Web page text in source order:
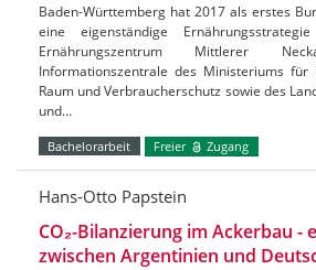
Baden-Württemberg hat 2017 als erstes
eine eigenständige
Ernährungszentrum Mittlerer
Informationszentrale des Ministeriums für
Raum und Verbraucherschutz sowie des
und…
Bachelorarbeit Freier Zugang
Hans-Otto Papstein
CO₂-Bilanzierung im Ackerbau -
zwischen Argentinien und